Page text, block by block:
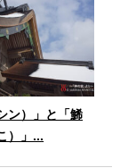
ン）」と「鯑
）」...